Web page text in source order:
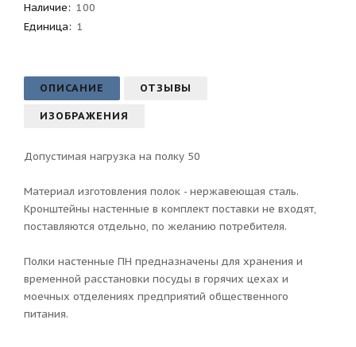
Наличие: 100
Единица: 1
ОПИСАНИЕ ОТЗЫВЫ
ИЗОБРАЖЕНИЯ
Допустимая нагрузка на полку 50
Материал изготовления полок - нержавеющая сталь.
Кронштейны настенные в комплект поставки не входят,
поставляются отдельно, по желанию потребителя.
Полки настенные ПН предназначены для хранения и
временной расстановки посуды в горячих цехах и
моечных отделениях предприятий общественного
питания.